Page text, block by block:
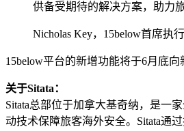
供备受期待的解决方案，助力
Nicholas Key，15below首席执
15below平台的新增功能将于6月底
关于Sitata：
Sitata总部位于加拿大基奇纳，是一
动技术保障旅客海外安全。Sitata通